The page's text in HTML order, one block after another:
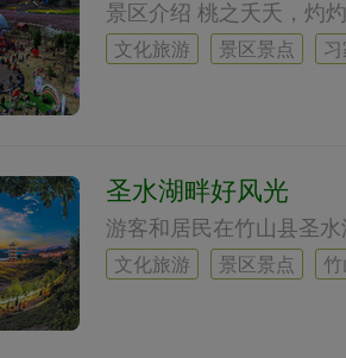
文化旅游 景区景点
圣水湖畔好风光
文化旅游 景区景点